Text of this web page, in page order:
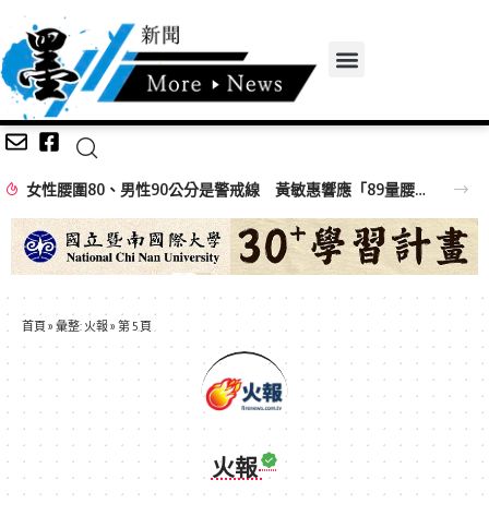
女性腰圍80、男性90公分是警戒線 黃敏惠響應「89量腰日」籲做好健康ACE
首頁 » 彙整: 火報» 第 5 頁
火報